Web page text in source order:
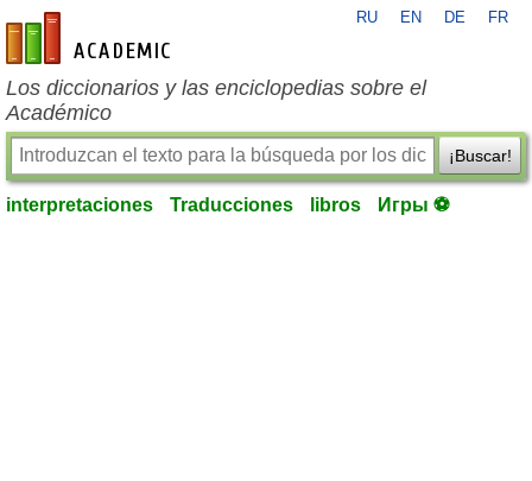
es-academic.com
RU EN DE FR
Los diccionarios y las enciclopedias sobre el
Académico
¡Buscar!
interpretaciones Traducciones libros Игры ⚽